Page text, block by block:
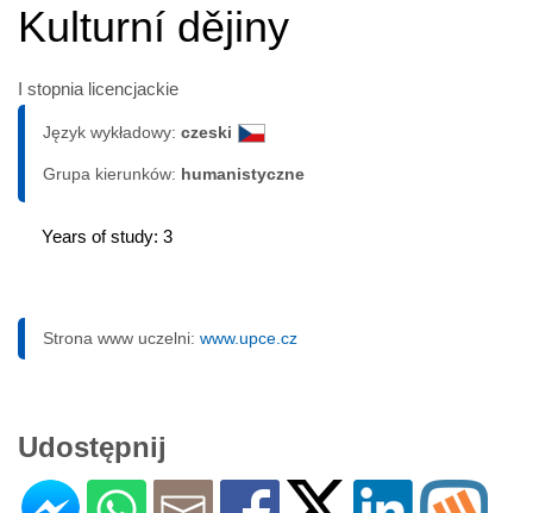
Kulturní dějiny
I stopnia licencjackie
Język wykładowy: czeski
Grupa kierunków: humanistyczne
Years of study: 3
Strona www uczelni: www.upce.cz
Udostępnij